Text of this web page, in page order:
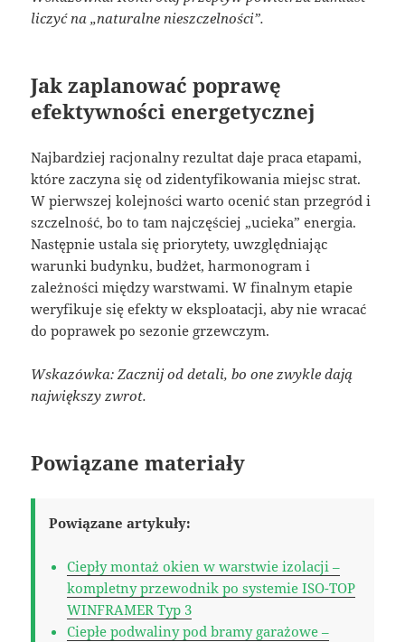
liczyć na „naturalne nieszczelności”.
Jak zaplanować poprawę
efektywności energetycznej
Najbardziej racjonalny rezultat daje praca etapami,
które zaczyna się od zidentyfikowania miejsc strat.
W pierwszej kolejności warto ocenić stan przegród i
szczelność, bo to tam najczęściej „ucieka” energia.
Następnie ustala się priorytety, uwzględniając
warunki budynku, budżet, harmonogram i
zależności między warstwami. W finalnym etapie
weryfikuje się efekty w eksploatacji, aby nie wracać
do poprawek po sezonie grzewczym.
Wskazówka: Zacznij od detali, bo one zwykle dają
największy zwrot.
Powiązane materiały
Powiązane artykuły:
Ciepły montaż okien w warstwie izolacji –
kompletny przewodnik po systemie ISO-TOP
WINFRAMER Typ 3
Ciepłe podwaliny pod bramy garażowe –